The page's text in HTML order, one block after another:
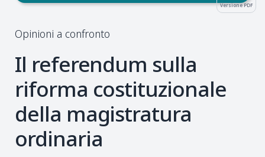
Versione PDF
Opinioni a confronto
Il referendum sulla
riforma costituzionale
della magistratura
ordinaria